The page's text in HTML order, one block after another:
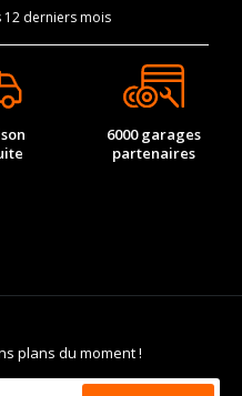
12 derniers mois
6000 garages
partenaires
plans du moment !